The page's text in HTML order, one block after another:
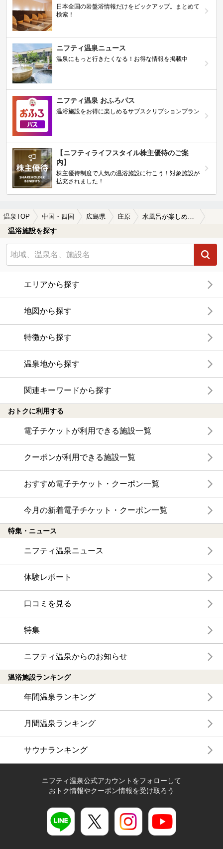
日本全国の岩盤浴情報だけをピックアップ。まとめて
検索！
ニフティ温泉ニュース
温泉にもっと行きたくなる！お得な情報を掲載中
ニフティ温泉 おふろパス
温浴施設をお得に楽しめるサブスクリプションプラン
【ニフティライフスタイル株主優待のご案
内】
株主優待制度で人気の温浴施設に行こう！対象施設が
拡充されました！
温泉TOP 中国・四国 広島県 庄原 水風呂が楽しめる庄原の温泉、日帰り温泉、スーパー銭湯おすすめ
温浴施設を探す
エリアから探す
地図から探す
特徴から探す
温泉地から探す
関連キーワードから探す
おトクに利用する
電子チケットが利用できる施設一覧
クーポンが利用できる施設一覧
おすすめ電子チケット・クーポン一覧
今月の新着電子チケット・クーポン一覧
特集・ニュース
ニフティ温泉ニュース
体験レポート
口コミを見る
特集
ニフティ温泉からのお知らせ
温浴施設ランキング
年間温泉ランキング
月間温泉ランキング
サウナランキング
ニフティ温泉公式アカウントをフォローして
おトク情報やクーポン情報を受け取ろう